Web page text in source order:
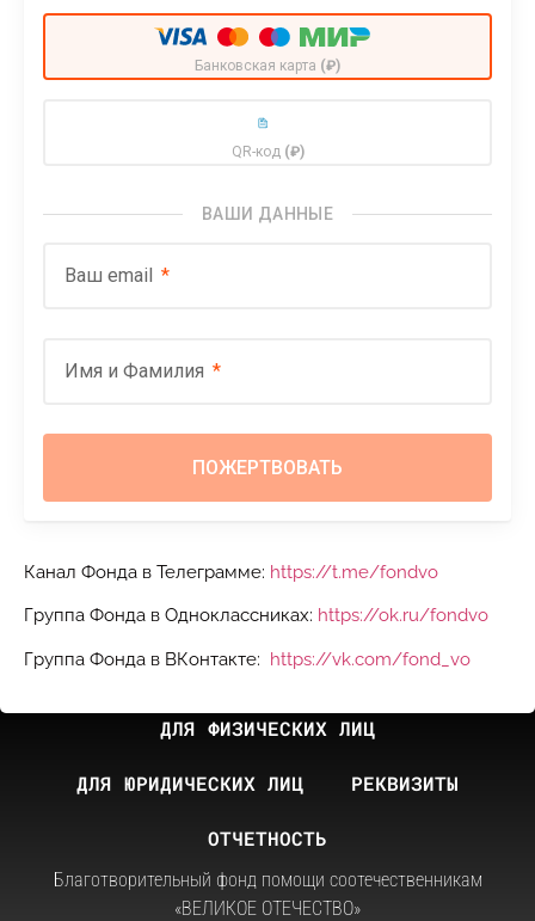
Банковская карта (₽)
QR-код (₽)
ВАШИ ДАННЫЕ
Ваш email
Имя и Фамилия
Канал Фонда в Телеграмме: https://t.me/fondvo
Группа Фонда в Одноклассниках: https://ok.ru/fondvo
Группа Фонда в ВКонтакте: https://vk.com/fond_vo
ДЛЯ ФИЗИЧЕСКИХ ЛИЦ
ДЛЯ ЮРИДИЧЕСКИХ ЛИЦ РЕКВИЗИТЫ
ОТЧЕТНОСТЬ
Благотворительный фонд помощи соотечественникам
«ВЕЛИКОЕ ОТЕЧЕСТВО»